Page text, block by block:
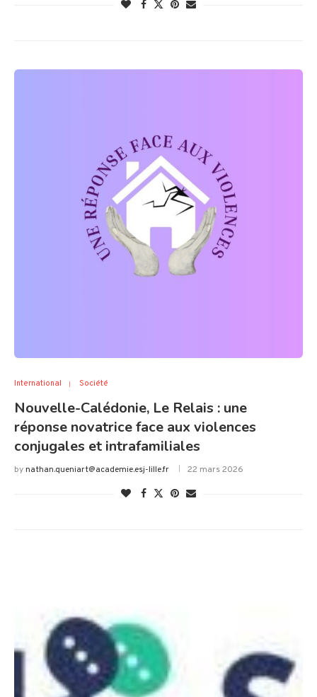
International Société
Nouvelle-Calédonie, Le Relais : une
réponse novatrice face aux violences
conjugales et intrafamiliales
bynathan.queniart@academie.esj-lille.fr 22 mars 2026